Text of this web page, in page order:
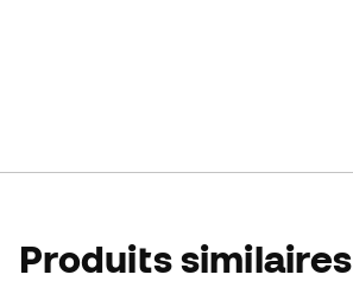
Produits similaires